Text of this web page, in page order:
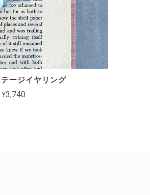
ージイヤリング
¥3,740